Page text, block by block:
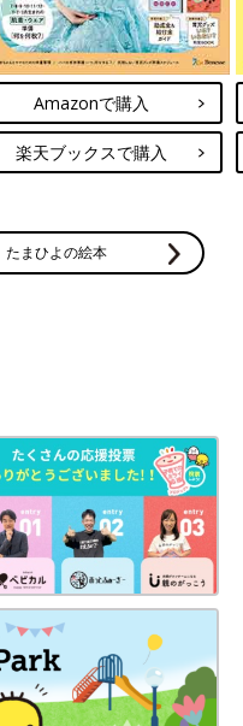
Amazonで購入
楽天ブックスで購入
たまひよの絵本